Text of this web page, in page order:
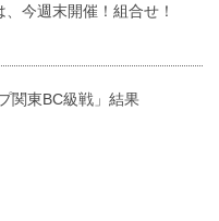
、今週末開催！組合せ！
関東BC級戦」結果